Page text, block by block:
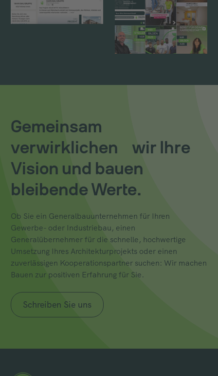
Gemeinsam
verwirklichen wir Ihre
Vision und bauen
bleibende Werte.
Ob Sie ein Generalbauunternehmen für Ihren
Gewerbe- oder Industriebau, einen
Generalübernehmer für die schnelle, hochwertige
Umsetzung Ihres Architekturprojekts oder einen
zuverlässigen Kooperationspartner suchen: Wir machen
Bauen zur positiven Erfahrung für Sie.
Schreiben Sie uns